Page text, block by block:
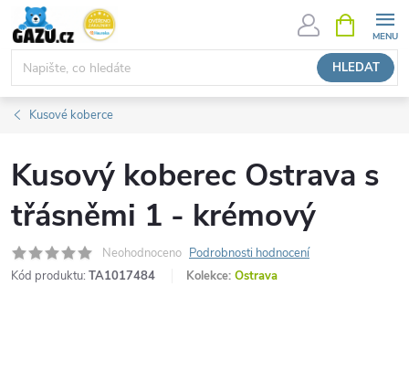
Přejít
obsah
HLEDAT
NÁKUPNÍ
KOŠÍK
Kusové koberce
Kusový koberec Ostrava s
třásněmi 1 - krémový
Neohodnoceno Podrobnosti hodnocení
Kód produktu: TA1017484 Kolekce: Ostrava